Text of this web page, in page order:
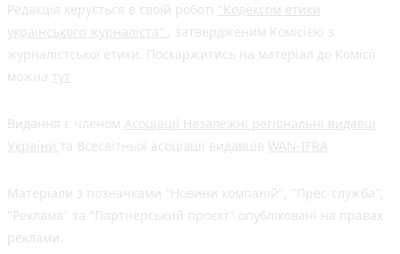
Редакція керується в своїй роботі "Кодексом етики
українського журналіста" , затвердженим Комісією з
журналістської етики. Поскаржитись на матеріал до Комісії
можна тут
Видання є членом Асоціації Незалежні регіональні видавці
України та Всесвітньої асоціації видавців WAN-IFRA
Матеріали з позначками "Новини компаній", "Прес-служба",
"Реклама" та "Партнерський проєкт" опубліковані на правах
реклами.